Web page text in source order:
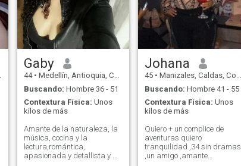
Gaby
44 • Medellín, Antioquia, Colombia
Buscando: Hombre 36 - 51
Contextura Física: Unos
kilos de más
Amante de la naturaleza, la
música, cocina y la
lectura,romántica,
apasionada y detallista y mi
Johana
45 • Manizales, Caldas, Colombia
Buscando: Hombre 41 - 55
Contextura Física: Unos
kilos de más
Quiero + un complice de
aventuras quiero
tranquilidad ,34 sin dramas
,un amigo ,amante